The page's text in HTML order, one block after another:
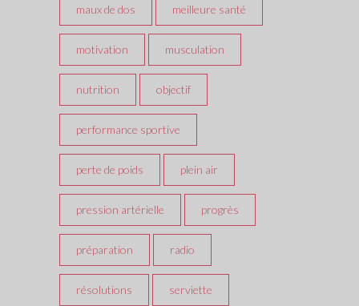
maux de dos meilleure santé
motivation musculation
nutrition objectif
performance sportive
perte de poids plein air
pression artérielle progrès
préparation radio
résolutions serviette